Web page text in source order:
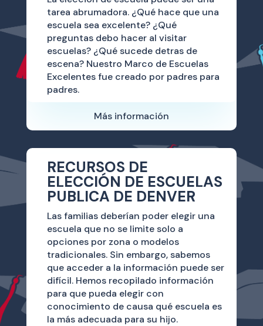
tarea abrumadora. ¿Qué hace que una
escuela sea excelente? ¿Qué
preguntas debo hacer al visitar
escuelas? ¿Qué sucede detras de
escena? Nuestro Marco de Escuelas
Excelentes fue creado por padres para
padres.
Más información
RECURSOS DE
ELECCIÓN DE ESCUELAS
PUBLICA DE DENVER
Las familias deberían poder elegir una
escuela que no se limite solo a
opciones por zona o modelos
tradicionales. Sin embargo, sabemos
que acceder a la información puede ser
difícil. Hemos recopilado información
para que pueda elegir con
conocimiento de causa qué escuela es
la más adecuada para su hijo.